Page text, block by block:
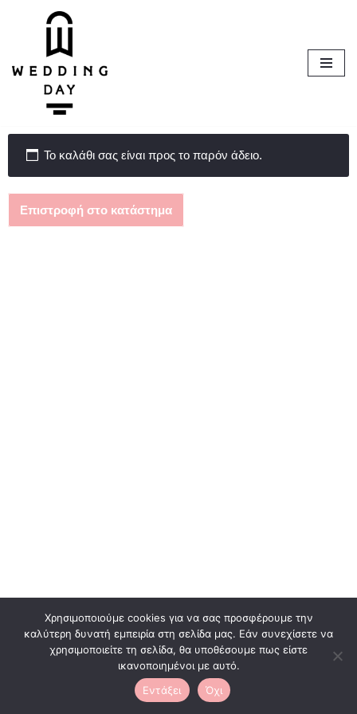
περιεχόμενο
Το καλάθι σας είναι προς το παρόν άδειο.
Επιστροφή στο κατάστημα
Χρησιμοποιούμε cookies για να σας προσφέρουμε την
καλύτερη δυνατή εμπειρία στη σελίδα μας. Εάν συνεχίσετε να
χρησιμοποιείτε τη σελίδα, θα υποθέσουμε πως είστε
ικανοποιημένοι με αυτό.
Εντάξει
Όχι